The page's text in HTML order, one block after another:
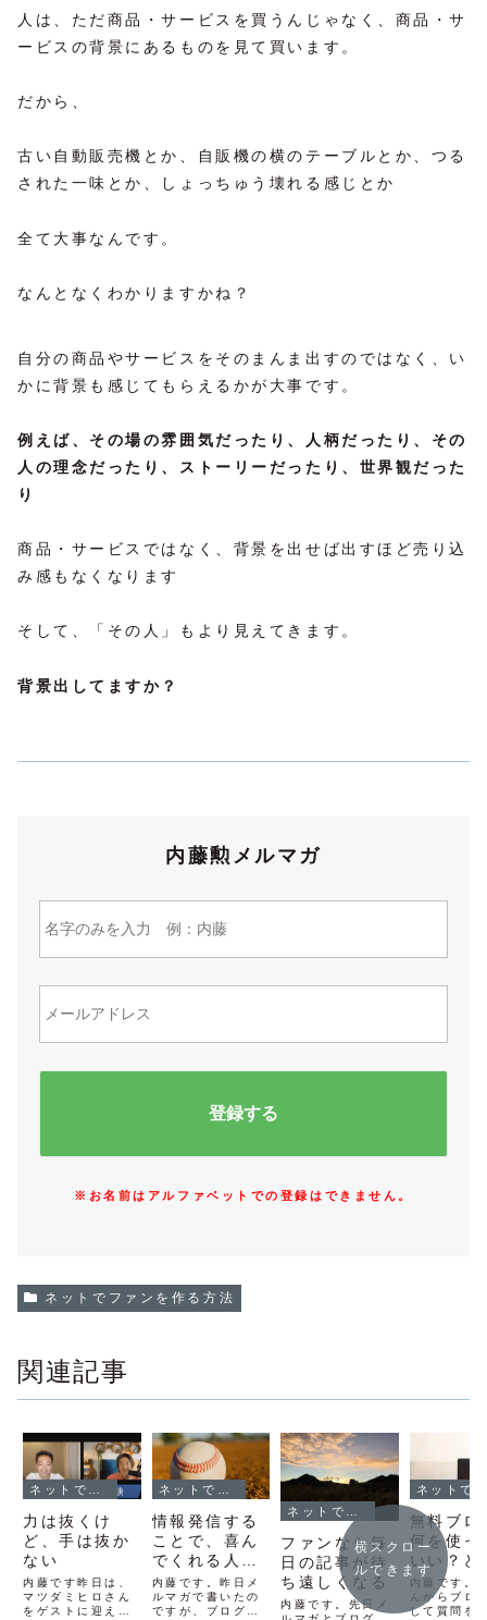
人は、ただ商品・サービスを買うんじゃなく、商品・サ
ービスの背景にあるものを見て買います。
だから、
古い自動販売機とか、自販機の横のテーブルとか、つる
された一味とか、しょっちゅう壊れる感じとか
全て大事なんです。
なんとなくわかりますかね？
自分の商品やサービスをそのまんま出すのではなく、い
かに背景も感じてもらえるかが大事です。
例えば、その場の雰囲気だったり、人柄だったり、その
人の理念だったり、ストーリーだったり、世界観だった
り
商品・サービスではなく、背景を出せば出すほど売り込
み感もなくなります
そして、「その人」もより見えてきます。
背景出してますか？
内藤勲メルマガ
※お名前はアルファベットでの登録はできません。
ネットでファンを作る方法
関連記事
力は抜くけ
ど、手は抜か
ない
内藤です昨日は、
マツダミヒロさん
をゲストに迎えて
情報発信する
ことで、喜ん
でくれる人が
いる。
内藤です。昨日メ
ルマガで書いたの
ですが、ブログで
ネットでファンを作る方法
ファンなら毎
日の記事が待
ち遠しくなる
内藤です。先日メ
無料ブロ
何を使っ
いい？と
ご質問へ
答
内藤です。
んからブロ
して質問を
横スクロー
ルできます